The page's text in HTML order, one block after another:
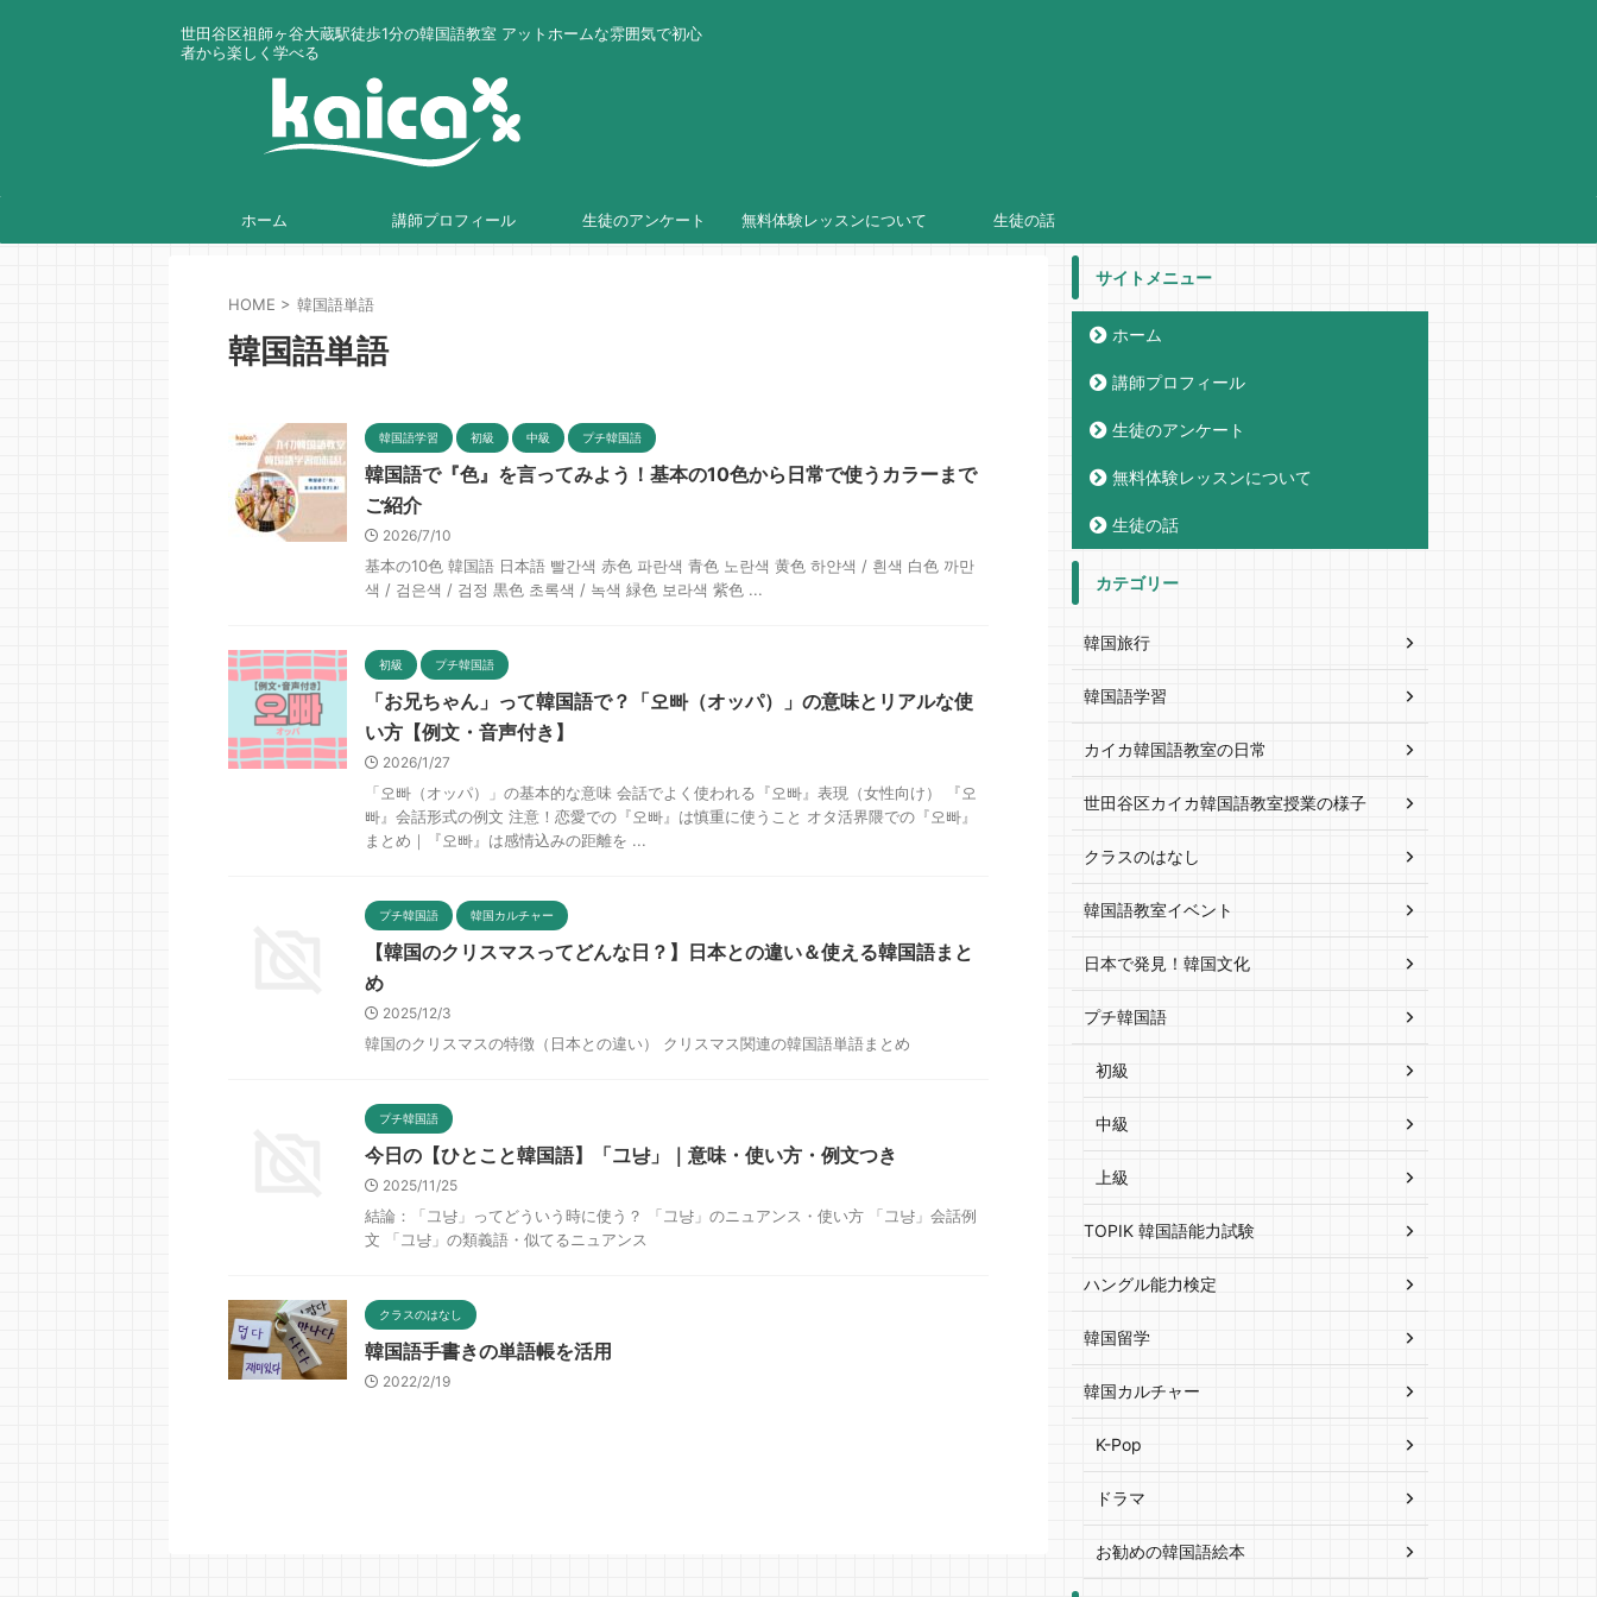
世田谷区祖師ヶ谷大蔵駅徒歩1分の韓国語教室 アットホームな雰囲気で初心
者から楽しく学べる
ホーム 講師プロフィール 生徒のアンケート 無料体験レッスンについて 生徒の話
HOME > 韓国語単語
韓国語単語
韓国語学習 初級 中級 プチ韓国語
韓国語で『色』を言ってみよう！基本の10色から日常で使うカラーまで
ご紹介
2026/7/10
基本の10色 韓国語 日本語 빨간색 赤色 파란색 青色 노란색 黄色 하얀색 / 흰색 白色 까만
색 / 검은색 / 검정 黒色 초록색 / 녹색 緑色 보라색 紫色 ...
初級 プチ韓国語
「お兄ちゃん」って韓国語で？「오빠（オッパ）」の意味とリアルな使
い方【例文・音声付き】
2026/1/27
「오빠（オッパ）」の基本的な意味 会話でよく使われる『오빠』表現（女性向け） 『오
빠』会話形式の例文 注意！恋愛での『오빠』は慎重に使うこと オタ活界隈での『오빠』
まとめ｜『오빠』は感情込みの距離を ...
プチ韓国語 韓国カルチャー
【韓国のクリスマスってどんな日？】日本との違い＆使える韓国語まと
め
2025/12/3
韓国のクリスマスの特徴（日本との違い） クリスマス関連の韓国語単語まとめ
プチ韓国語
今日の【ひとこと韓国語】「그냥」｜意味・使い方・例文つき
2025/11/25
結論：「그냥」ってどういう時に使う？ 「그냥」のニュアンス・使い方 「그냥」会話例
文 「그냥」の類義語・似てるニュアンス
クラスのはなし
韓国語手書きの単語帳を活用
2022/2/19
サイトメニュー
ホーム
講師プロフィール
生徒のアンケート
無料体験レッスンについて
生徒の話
カテゴリー
韓国旅行
韓国語学習
カイカ韓国語教室の日常
世田谷区カイカ韓国語教室授業の様子
クラスのはなし
韓国語教室イベント
日本で発見！韓国文化
プチ韓国語
初級
中級
上級
TOPIK 韓国語能力試験
ハングル能力検定
韓国留学
韓国カルチャー
K-Pop
ドラマ
お勧めの韓国語絵本